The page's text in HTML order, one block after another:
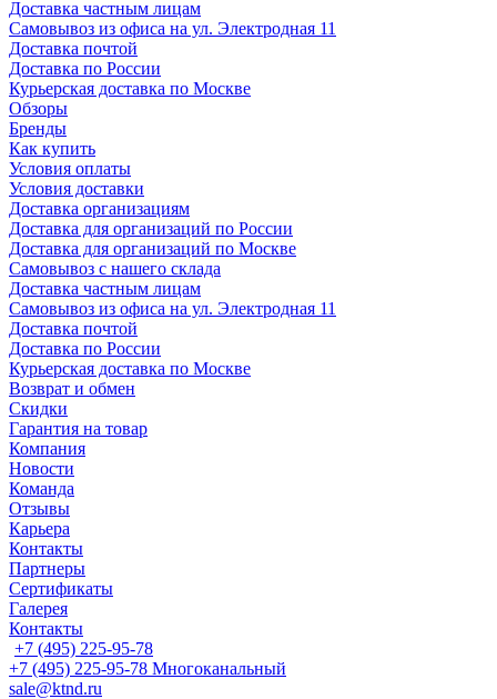
Доставка частным лицам
Самовывоз из офиса на ул. Электродная 11
Доставка почтой
Доставка по России
Курьерская доставка по Москве
Обзоры
Бренды
Как купить
Условия оплаты
Условия доставки
Доставка организациям
Доставка для организаций по России
Доставка для организаций по Москве
Самовывоз с нашего склада
Доставка частным лицам
Самовывоз из офиса на ул. Электродная 11
Доставка почтой
Доставка по России
Курьерская доставка по Москве
Возврат и обмен
Скидки
Гарантия на товар
Компания
Новости
Команда
Отзывы
Карьера
Контакты
Партнеры
Сертификаты
Галерея
Контакты
+7 (495) 225-95-78
+7 (495) 225-95-78 Многоканальный
sale@ktnd.ru